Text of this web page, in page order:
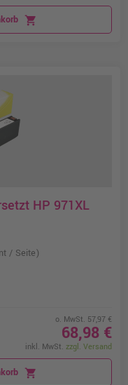
shopping_cart
HP 971XL
/ Seite)
o. MwSt. 57,97 €
68,98 €
inkl. MwSt. zzgl. Versand
shopping_cart